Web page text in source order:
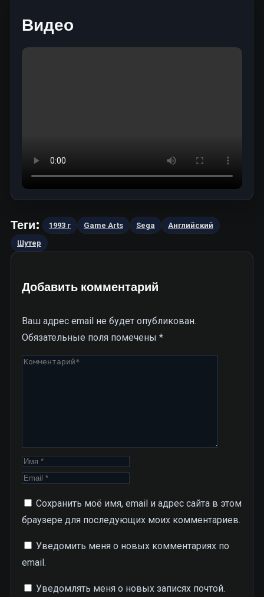
Видео
Теги: 1993 г Game Arts Sega
Английский
Шутер
Добавить комментарий
Ваш адрес email не будет опубликован.
Обязательные поля помечены *
Сохранить моё имя, email и адрес сайта в этом
браузере для последующих моих комментариев.
Уведомить меня о новых комментариях по
email.
Уведомлять меня о новых записях почтой.